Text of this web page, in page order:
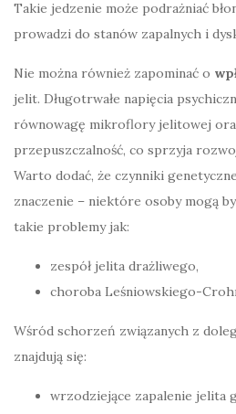
Takie jedzenie może podrażniać
prowadzi do stanów zapalnych i
Nie można również zapominać o
jelit. Długotrwałe napięcia
równowagę mikroflory jelitowej
przepuszczalność, co sprzyja
Warto dodać, że czynniki
znaczenie – niektóre osoby mogą
takie problemy jak:
zespół jelita drażliwego,
choroba Leśniowskiego-
Wśród schorzeń związanych z
znajdują się:
wrzodziejące zapalenie jelita